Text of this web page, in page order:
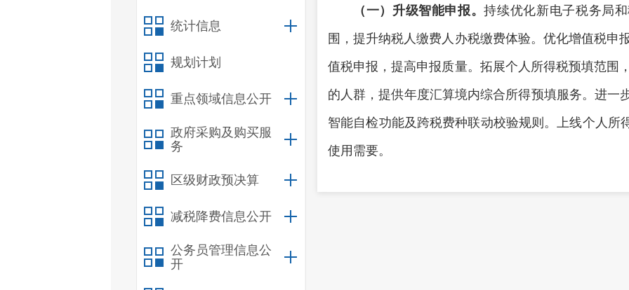
统计信息
规划计划
重点领域信息公开
政府采购及购买服
务
区级财政预决算
减税降费信息公开
公务员管理信息公
开
（一）升级智能申报。持续优化新电子税务局
围，提升纳税人缴费人办税缴费体验。优化增值税申
值税申报，提高申报质量。拓展个人所得税预填范围
的人群，提供年度汇算境内综合所得预填服务。进一
智能自检功能及跨税费种联动校验规则。上线个人所
使用需要。